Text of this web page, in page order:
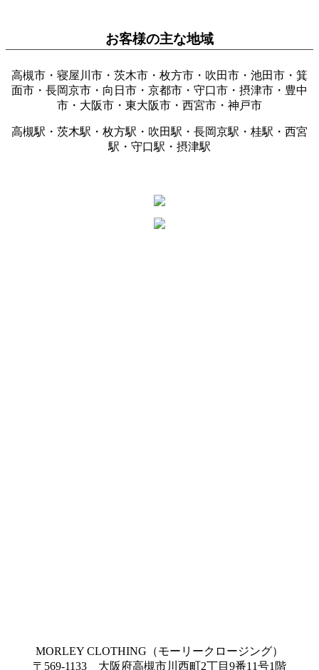
お客様の主な地域
高槻市・寝屋川市・茨木市・枚方市・吹田市・池田市・箕
面市・長岡京市・向日市・京都市・守口市・摂津市・豊中
市・大阪市・東大阪市・西宮市・神戸市
高槻駅・茨木駅・枚方駅・吹田駅・長岡京駅・桂駅・西宮
駅・守口駅・摂津駅
MORLEY CLOTHING（モーリークロージング）
〒569-1133 大阪府高槻市川西町2丁目9番11号1階